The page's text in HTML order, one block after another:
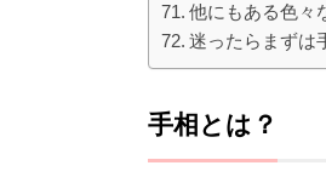
他にもある色々
迷ったらまずは
手相とは？